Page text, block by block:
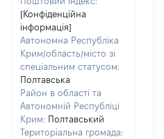
[Конфіденційна
інформація]
Автономна Республіка
Крим/область/місто зі
спеціальним статусом:
Полтавська
Район в області та
Автономній Республіці
Крим: Полтавський
Територіальна громада: